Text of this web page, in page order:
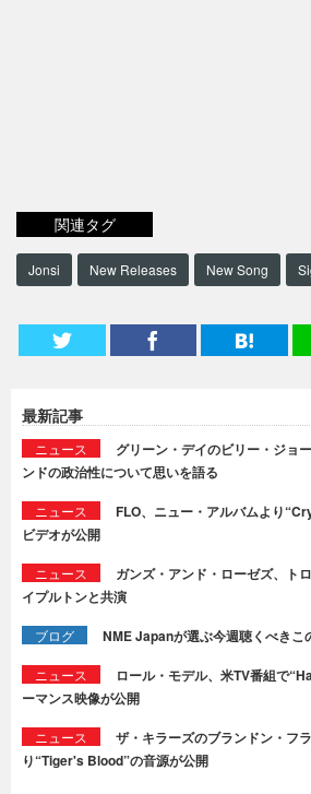
関連タグ
Jonsi New Releases New Song
最新記事
ニュース
グリーン・デイのビリー・ジョ
ンドの政治性について思いを語る
ニュース
FLO、ニュー・アルバムより
ビデオが公開
ニュース
ガンズ・アンド・ローゼズ、ト
イプルトンと共演
ブログ NME Japanが選ぶ今週聴くべきこ
ニュース
ロール・モデル、米TV番組で
ーマンス映像が公開
ニュース
ザ・キラーズのブランドン・フ
り“Tiger's Blood”の音源が公開